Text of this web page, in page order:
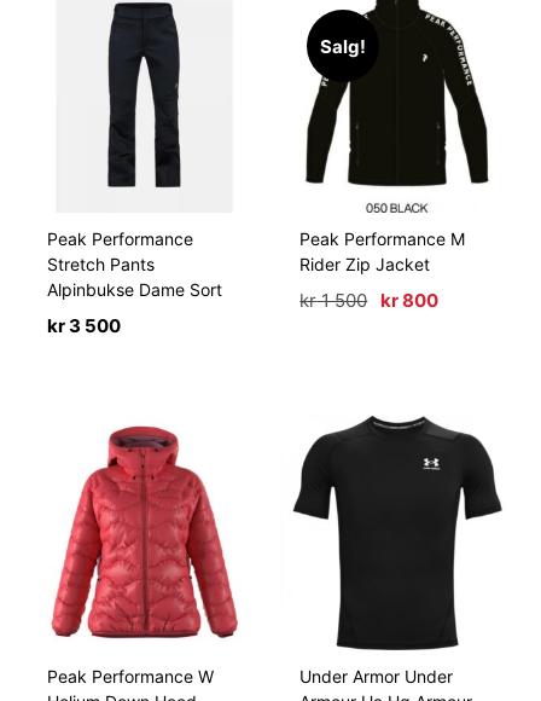
Peak Performance
Stretch Pants
Alpinbukse Dame Sort
kr3 500
Salg!
Peak Performance M
Rider Zip Jacket
kr1 500 Opprinnelig
kr800Nåværende
Peak Performance W
Under Armor Under